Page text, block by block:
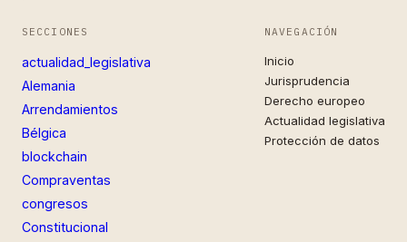
SECCIONES
actualidad_legislativa
Alemania
Arrendamientos
Bélgica
blockchain
Compraventas
congresos
Constitucional
NAVEGACIÓN
Inicio
Jurisprudencia
Derecho europeo
Actualidad legislativa
Protección de datos